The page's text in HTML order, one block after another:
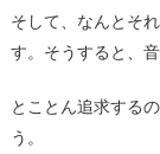
そして、なんとそ
す。そうすると、
とことん追求する
う。